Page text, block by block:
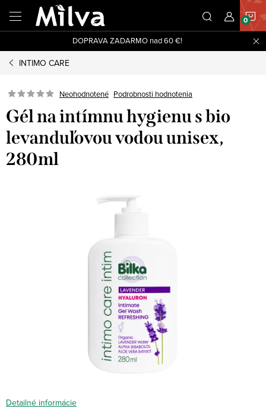
obsah
DOPRAVA ZADARMO nad 60 €!
INTIMO CARE
Neohodnotené Podrobnosti hodnotenia
Gél na intímnu hygienu s bio
levanduľovou vodou unisex,
280ml
Detailné informácie